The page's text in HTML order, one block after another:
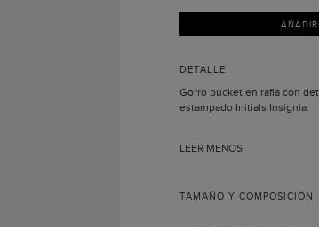
AÑADIR
DETALLE
Gorro bucket en rafia con
estampado Initials Insignia.
LEER MENOS
TAMAÑO Y COMPOSICIÓN